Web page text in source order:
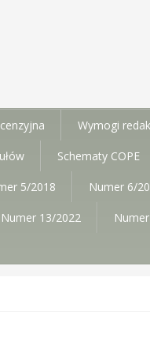
Wymogi
Schematy COPE
5/2018 Numer 6/
Numer 13/2022